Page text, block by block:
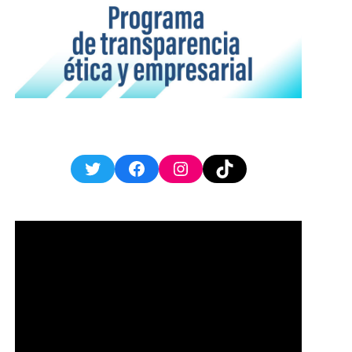
TwitterFacebookInstagram
TikTok